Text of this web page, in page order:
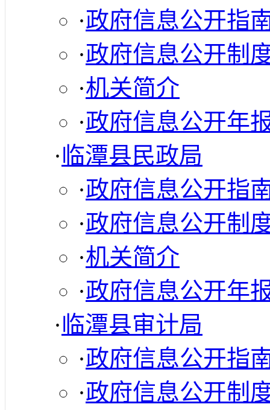
·政府信息公开指
·政府信息公开制
·机关简介
·政府信息公开年
·临潭县民政局
·政府信息公开指
·政府信息公开制
·机关简介
·政府信息公开年
·临潭县审计局
·政府信息公开指
·政府信息公开制